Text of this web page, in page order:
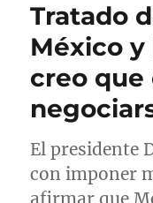
u
t
a
s
Tratado
México y
creo que
El presidente
con imponer